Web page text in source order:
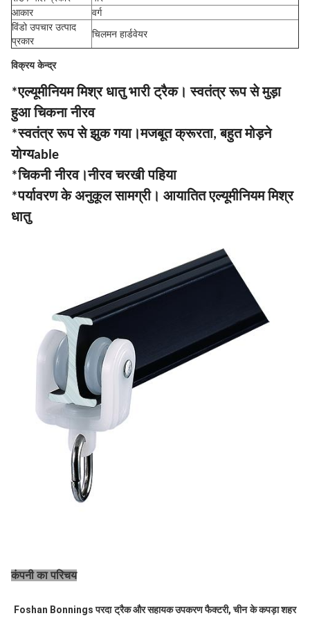
आकार
वर्ग
विंडो उपचार उत्पाद
प्रकार
चिलमन हार्डवेयर
विक्रय केन्द्र
*एल्यूमीनियम मिश्र धातु भारी ट्रैक। स्वतंत्र रूप से मुड़ा
हुआ चिकना नीरव
*स्वतंत्र रूप से झुक गया।मजबूत क्रूरता, बहुत मोड़ने
योग्यable
*चिकनी नीरव।नीरव चरखी पहिया
*पर्यावरण के अनुकूल सामग्री। आयातित एल्यूमीनियम मिश्र
धातु
कंपनी का परिचय
Foshan Bonnings परदा ट्रैक और सहायक उपकरण फैक्टरी, चीन के कपड़ा शहर